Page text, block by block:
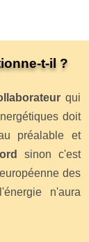
t-il ?
qui
doit
préalable et
sinon c'est
des
n'aura